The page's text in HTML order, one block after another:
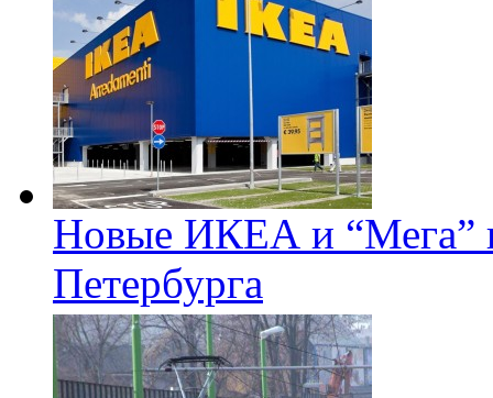
Новые ИКЕА и “Мега”
Петербурга